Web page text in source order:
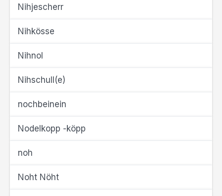
Nihjescherr
Nihkösse
Nihnol
Nihschull(e)
nochbeinein
Nodelkopp -köpp
noh
Noht Nöht